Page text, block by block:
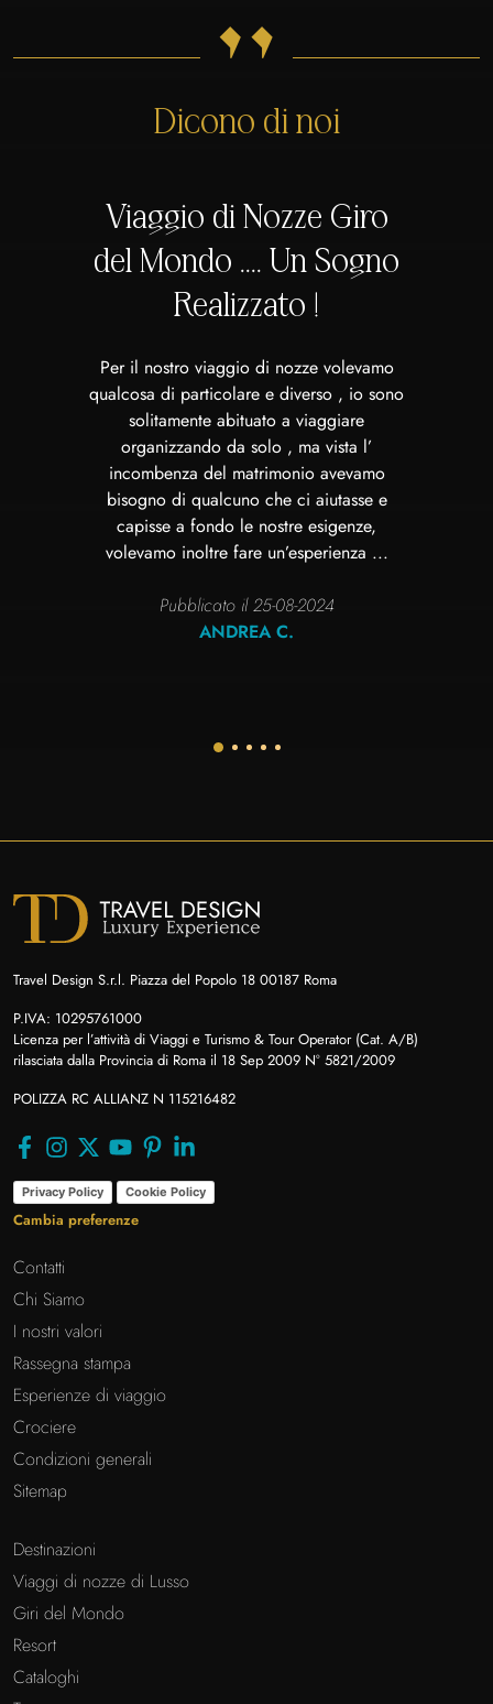
"
Dicono di noi
Viaggio di Nozze Giro
del Mondo .... Un Sogno
Realizzato !
Per il nostro viaggio di nozze volevamo
qualcosa di particolare e diverso , io sono
solitamente abituato a viaggiare
organizzando da solo , ma vista l’
incombenza del matrimonio avevamo
bisogno di qualcuno che ci aiutasse e
capisse a fondo le nostre esigenze,
volevamo inoltre fare un’esperienza ...
Pubblicato il 25-08-2024
ANDREA C.
Travel Design S.r.l. Piazza del Popolo 18 00187 Roma
P.IVA: 10295761000
Licenza per l’attività di Viaggi e Turismo & Tour Operator (Cat. A/B)
rilasciata dalla Provincia di Roma il 18 Sep 2009 N° 5821/2009
POLIZZA RC ALLIANZ N 115216482
Privacy Policy Cookie Policy
Cambia preferenze
Contatti
Chi Siamo
I nostri valori
Rassegna stampa
Esperienze di viaggio
Crociere
Condizioni generali
Sitemap
Destinazioni
Viaggi di nozze di Lusso
Giri del Mondo
Resort
Cataloghi